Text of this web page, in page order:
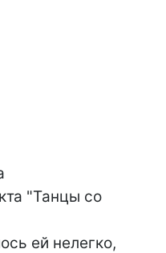
"Танцы со
ей нелегко,